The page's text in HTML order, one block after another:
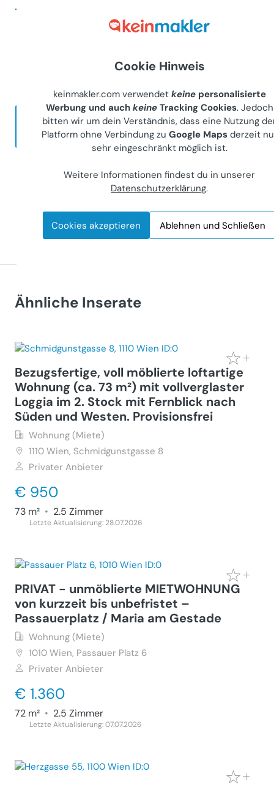
Kontakt zum Anbieter aufnehmen.
Jetzt gratis Account anlegen
Ich habe bereits einen Account
Ähnliche Inserate
Bezugsfertige, voll möblierte loftartige
Wohnung (ca. 73 m²) mit vollverglaster
Loggia im 2. Stock mit Fernblick nach
Süden und Westen. Provisionsfrei
Wohnung (Miete)
1110 Wien, Schmidgunstgasse 8
Privater Anbieter
€ 950
73 m² • 2.5 Zimmer
Letzte Aktualisierung: 28.07.2026
PRIVAT - unmöblierte MIETWOHNUNG
von kurzzeit bis unbefristet –
Passauerplatz / Maria am Gestade
Wohnung (Miete)
1010 Wien, Passauer Platz 6
Privater Anbieter
€ 1.360
72 m² • 2.5 Zimmer
Letzte Aktualisierung: 07.07.2026
Cookie Hinweis
keinmakler.com verwendet keinepersonalisierte
Werbung und auch keineTracking Cookies. Jedoch
bitten wir um dein Verständnis, dass eine Nutzung
Platform ohne Verbindung zu Google Mapsderzeit
sehr eingeschränkt möglich ist.
Weitere Informationen findest du in unserer
Datenschutzerklärung.
Cookies akzeptieren Ablehnen und Schließen